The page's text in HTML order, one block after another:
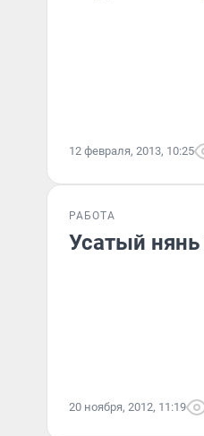
12 февраля, 2013, 10:25
РАБОТА
Усатый
20 ноября, 2012, 11:19